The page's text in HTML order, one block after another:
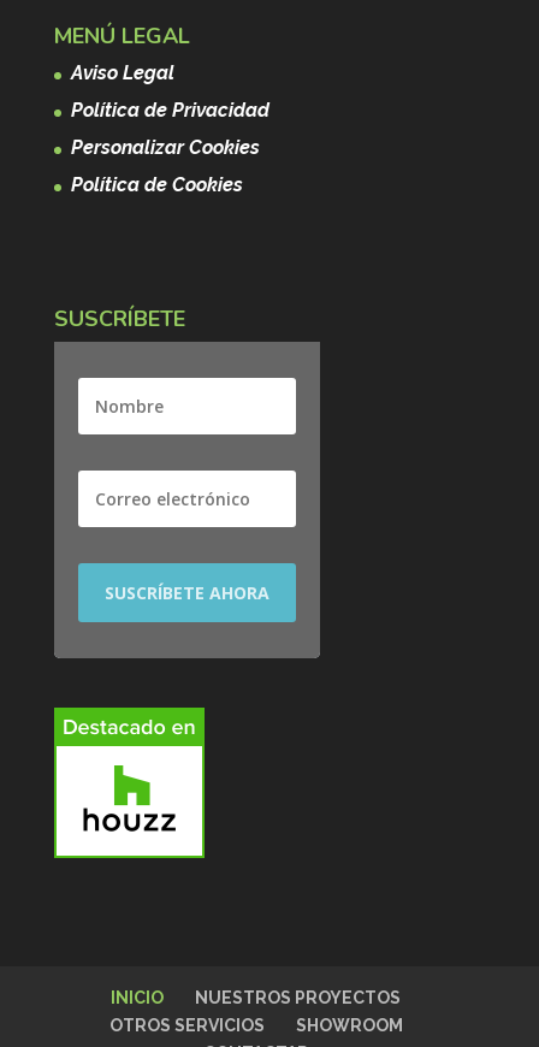
MENÚ LEGAL
Aviso Legal
Política de Privacidad
Personalizar Cookies
Política de Cookies
SUSCRÍBETE
INICIO
NUESTROS PROYECTOS
OTROS SERVICIOS
SHOWROOM